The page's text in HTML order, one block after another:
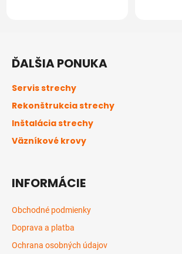
ĎALŠIA PONUKA
Servis strechy
Rekonštrukcia strechy
Inštalácia strechy
Väzníkové krovy
INFORMÁCIE
Obchodné podmienky
Doprava a platba
Ochrana osobných údajov